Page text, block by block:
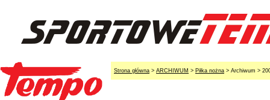
Strona główna > ARCHIWUM > Piłka nożna > Archiwum >